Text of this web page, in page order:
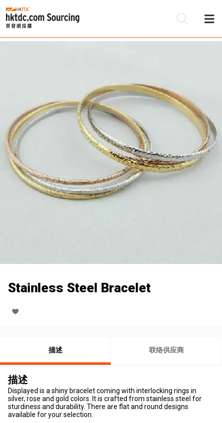
Stainless Steel Bracelet
描述 联络供应商
描述
Displayed is a shiny bracelet coming with interlocking rings in
silver, rose and gold colors. It is crafted from stainless steel for
sturdiness and durability. There are flat and round designs
available for your selection.